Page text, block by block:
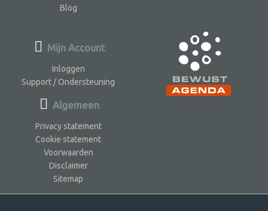
Blog
Mijn Account
Inloggen
Support / Ondersteuning
Algemeen
Privacy statement
Cookie statement
Voorwaarden
Disclaimer
Sitemap